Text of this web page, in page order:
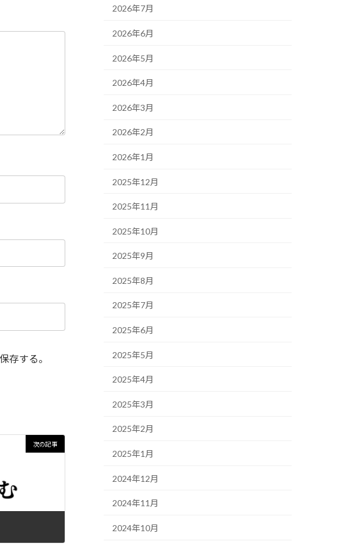
存する。
次の記事
2026年7月
2026年6月
2026年5月
2026年4月
2026年3月
2026年2月
2026年1月
2025年12月
2025年11月
2025年10月
2025年9月
2025年8月
2025年7月
2025年6月
2025年5月
2025年4月
2025年3月
2025年2月
2025年1月
2024年12月
2024年11月
2024年10月